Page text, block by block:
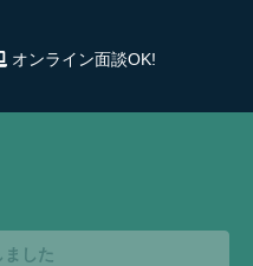
オンライン面談OK!
ました